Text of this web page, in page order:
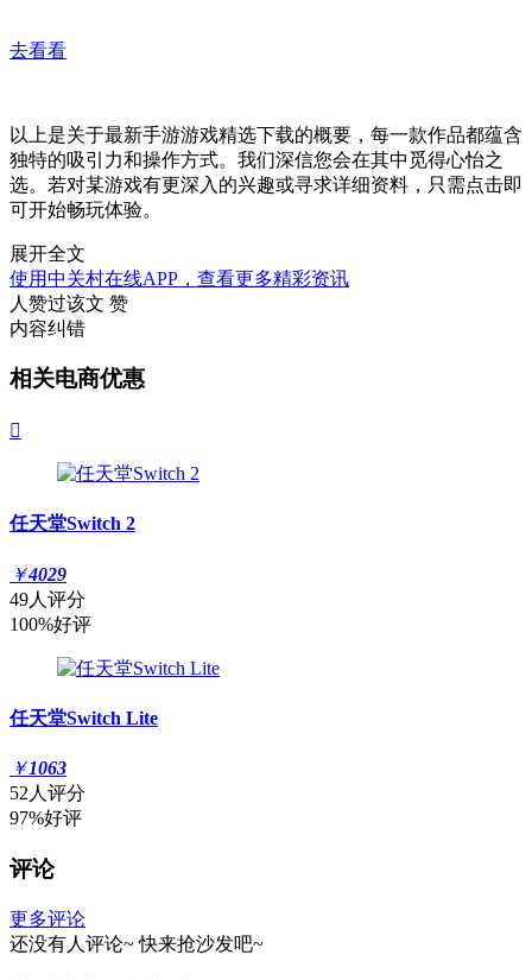
去看看
以上是关于最新手游游戏精选下载的概要，每一款作品都蕴含
独特的吸引力和操作方式。我们深信您会在其中觅得心怡之
选。若对某游戏有更深入的兴趣或寻求详细资料，只需点击即
可开始畅玩体验。
展开全文
使用中关村在线APP，查看更多精彩资讯
人赞过该文 赞
内容纠错
相关电商优惠

任天堂Switch 2
￥4029
49人评分
100%好评
任天堂Switch Lite
￥1063
52人评分
97%好评
评论
更多评论
还没有人评论~ 快来抢沙发吧~